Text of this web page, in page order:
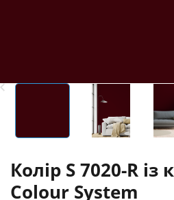
Колір S 7020-R із
Colour System